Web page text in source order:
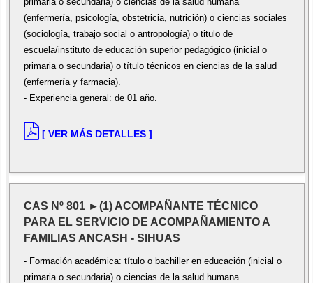
(enfermería, psicología, obstetricia, nutrición) o ciencias sociales
(sociología, trabajo social o antropología) o titulo de
escuela/instituto de educación superior pedagógico (inicial o
primaria o secundaria) o título técnicos en ciencias de la salud
(enfermería y farmacia).
- Experiencia general: de 01 año.
[ VER MÁS DETALLES ]
CAS Nº 801 ►(1) ACOMPAÑANTE TÉCNICO
PARA EL SERVICIO DE ACOMPAÑAMIENTO A
FAMILIAS ANCASH - SIHUAS
- Formación académica: título o bachiller en educación (inicial o
primaria o secundaria) o ciencias de la salud humana